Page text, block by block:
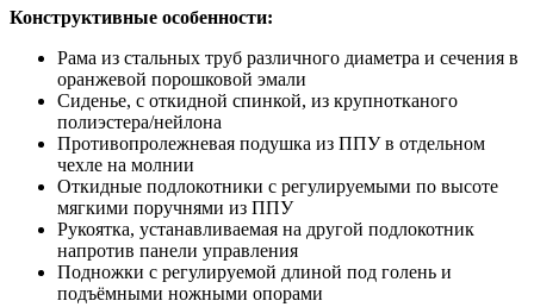
Конструктивные особенности:
Рама из стальных труб различного диаметра и сечения в
оранжевой порошковой эмали
Сиденье, с откидной спинкой, из крупнотканого
полиэстера/нейлона
Противопролежневая подушка из ППУ в отдельном
чехле на молнии
Откидные подлокотники с регулируемыми по высоте
мягкими поручнями из ППУ
Рукоятка, устанавливаемая на другой подлокотник
напротив панели управления
Подножки с регулируемой длиной под голень и
подъёмными ножными опорами